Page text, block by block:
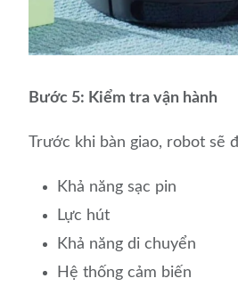
Bước 5: Kiểm tra vận hành
Trước khi bàn giao, robot sẽ
Khả năng sạc pin
Lực hút
Khả năng di chuyển
Hệ thống cảm biến